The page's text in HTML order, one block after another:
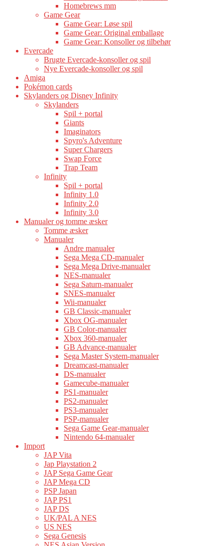
Homebrews mm
Game Gear
Game Gear: Løse spil
Game Gear: Original emballage
Game Gear: Konsoller og tilbehør
Evercade
Brugte Evercade-konsoller og spil
Nye Evercade-konsoller og spil
Amiga
Pokémon cards
Skylanders og Disney Infinity
Skylanders
Spil + portal
Giants
Imaginators
Spyro's Adventure
Super Chargers
Swap Force
Trap Team
Infinity
Spil + portal
Infinity 1.0
Infinity 2.0
Infinity 3.0
Manualer og tomme æsker
Tomme æsker
Manualer
Andre manualer
Sega Mega CD-manualer
Sega Mega Drive-manualer
NES-manualer
Sega Saturn-manualer
SNES-manualer
Wii-manualer
GB Classic-manualer
Xbox OG-manualer
GB Color-manualer
Xbox 360-manualer
GB Advance-manualer
Sega Master System-manualer
Dreamcast-manualer
DS-manualer
Gamecube-manualer
PS1-manualer
PS2-manualer
PS3-manualer
PSP-manualer
Sega Game Gear-manualer
Nintendo 64-manualer
Import
JAP Vita
Jap Playstation 2
JAP Sega Game Gear
JAP Mega CD
PSP Japan
JAP PS1
JAP DS
UK/PAL A NES
US NES
Sega Genesis